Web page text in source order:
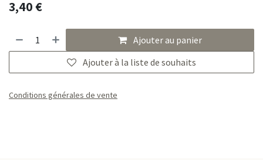
3,40€
Ajouter au panier
Ajouter à la liste de souhaits
Conditions générales de vente